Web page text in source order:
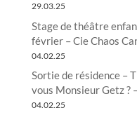
29.03.25
Stage de théâtre
février – Cie Chaos
04.02.25
Sortie de résidence –
vous Monsieur Getz ?
04.02.25